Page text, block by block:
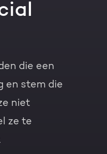
die een
en stem die
niet
ze te